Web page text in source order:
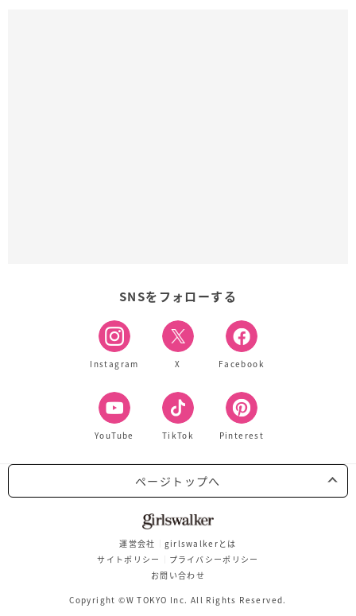
SNSをフォローする
Instagram X Facebook
YouTube TikTok Pinterest
ページトップへ
運営会社
girlswalkerとは
サイトポリシー
プライバシーポリシー
お問い合わせ
Copyright ©W TOKYO Inc. All Rights Reserved.